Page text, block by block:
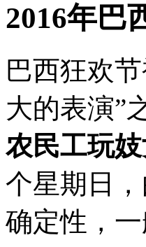
2016年巴
巴西狂欢
大的表演”
农民工玩
个星期日
确定性，